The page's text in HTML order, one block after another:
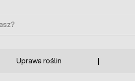
Uprawa roślin